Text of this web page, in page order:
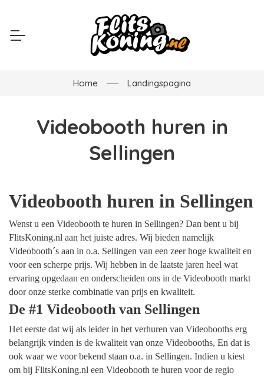
Home Landingspagina
Videobooth huren in
Sellingen
Videobooth huren in Sellingen
Wenst u een Videobooth te huren in Sellingen? Dan bent u bij
FlitsKoning.nl aan het juiste adres. Wij bieden namelijk
Videobooth´s aan in o.a. Sellingen van een zeer hoge kwaliteit en
voor een scherpe prijs. Wij hebben in de laatste jaren heel wat
ervaring opgedaan en onderscheiden ons in de Videobooth markt
door onze sterke combinatie van prijs en kwaliteit.
De #1 Videobooth van Sellingen
Het eerste dat wij als leider in het verhuren van Videobooths erg
belangrijk vinden is de kwaliteit van onze Videobooths, En dat is
ook waar we voor bekend staan o.a. in Sellingen. Indien u kiest
om bij FlitsKoning.nl een Videobooth te huren voor de regio